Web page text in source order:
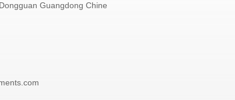
Guangdong Chine